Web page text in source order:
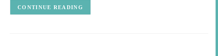
CONTINUE READING